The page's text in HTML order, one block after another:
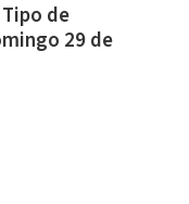
de
29 de